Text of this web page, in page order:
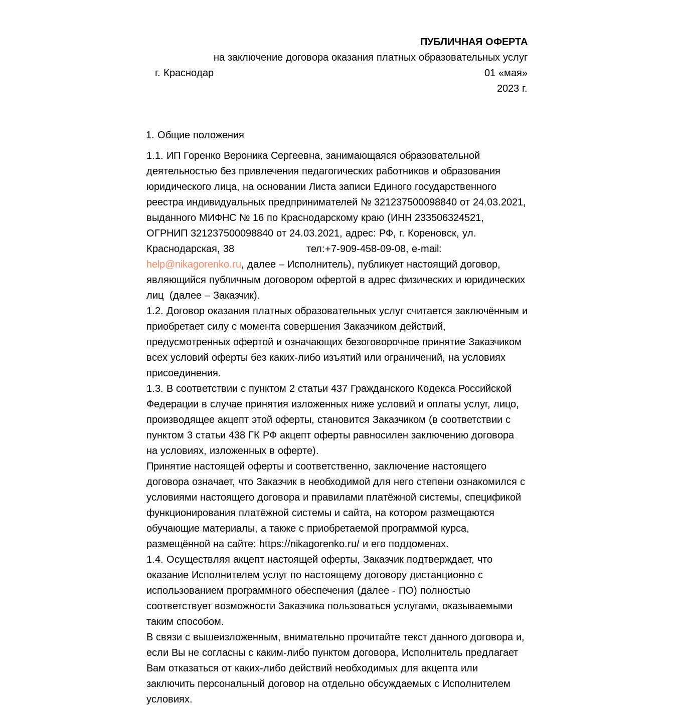
ПУБЛИЧНАЯ ОФЕРТА
на заключение договора оказания платных образовательных услуг
г. Краснодар 01 «мая»
2023 г.
Общие положения
1.1. ИП Горенко Вероника Сергеевна, занимающаяся образовательной
деятельностью без привлечения педагогических работников и образования
юридического лица, на основании Листа записи Единого государственного
реестра индивидуальных предпринимателей № 321237500098840 от 24.03.2021,
выданного МИФНС № 16 по Краснодарскому краю (ИНН 233506324521,
ОГРНИП 321237500098840 от 24.03.2021, адрес: РФ, г. Кореновск, ул.
Краснодарская, 38 тел:+7-909-458-09-08, e-mail:
help@nikagorenko.ru, далее – Исполнитель), публикует настоящий договор,
являющийся публичным договором офертой в адрес физических и юридических
лиц (далее – Заказчик).
1.2. Договор оказания платных образовательных услуг считается заключённым и
приобретает силу с момента совершения Заказчиком действий,
предусмотренных офертой и означающих безоговорочное принятие Заказчиком
всех условий оферты без каких-либо изъятий или ограничений, на условиях
присоединения.
1.3. В соответствии с пунктом 2 статьи 437 Гражданского Кодекса Российской
Федерации в случае принятия изложенных ниже условий и оплаты услуг, лицо,
производящее акцепт этой оферты, становится Заказчиком (в соответствии с
пунктом 3 статьи 438 ГК РФ акцепт оферты равносилен заключению договора
на условиях, изложенных в оферте).
Принятие настоящей оферты и соответственно, заключение настоящего
договора означает, что Заказчик в необходимой для него степени ознакомился с
условиями настоящего договора и правилами платёжной системы, спецификой
функционирования платёжной системы и сайта, на котором размещаются
обучающие материалы, а также с приобретаемой программой курса,
размещённой на сайте: https://nikagorenko.ru/ и его поддоменах.
1.4. Осуществляя акцепт настоящей оферты, Заказчик подтверждает, что
оказание Исполнителем услуг по настоящему договору дистанционно с
использованием программного обеспечения (далее - ПО) полностью
соответствует возможности Заказчика пользоваться услугами, оказываемыми
таким способом.
В связи с вышеизложенным, внимательно прочитайте текст данного договора и,
если Вы не согласны с каким-либо пунктом договора, Исполнитель предлагает
Вам отказаться от каких-либо действий необходимых для акцепта или
заключить персональный договор на отдельно обсуждаемых с Исполнителем
условиях.